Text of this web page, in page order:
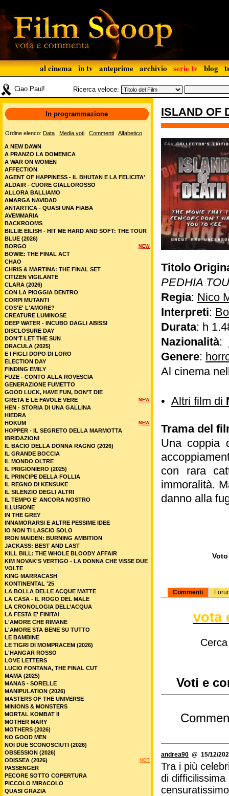
al cinema in tv anteprime archivio serie tv blog
Ciao Paul! Ricerca veloce:
ISLAND OF
Titolo
PEDHIA
Regia: Nico
Interpreti:
Durata: h
Nazionalità:
Genere:
Al cinema
• Altri film di
Trama del
Una coppia
con rara
immoralità.
danno alla
Commenti
vota
Voti e
andrea90 @ 15/12/
Tra i più
di
In programmazione
Ordine elenco: Data Media voti Commenti Alfabetico
A NEW DAWN
A PRANZO LA DOMENICA
A WAR ON WOMEN
AFFECTION
AGENT OF HAPPINESS - IL BHUTAN E LA FELICITA'
ALDAIR - CUORE GIALLOROSSO
ALLORA BALLIAMO
AMARGA NAVIDAD
ANTARTICA - QUASI UNA FIABA
AVEMMARIA
BACKROOMS
BILLIE EILISH - HIT ME HARD AND SOFT: THE TOUR
BLUE (2026)
NEW
BORGO
BOWIE: THE FINAL ACT
CHAO
CHRIS & MARTINA: THE FINAL SET
CITIZEN VIGILANTE
CLARA (2026)
CON LA PIOGGIA DENTRO
CORPI MUTANTI
COS'E' L'AMORE?
CREATURE LUMINOSE
DEEP WATER - INCUBO DAGLI ABISSI
DISCLOSURE DAY
DON'T LET THE SUN
DRACULA (2025)
E I FIGLI DOPO DI LORO
ELECTION DAY
FINDING EMILY
FUZE - CONTO ALLA ROVESCIA
GENERAZIONE FUMETTO
GOOD LUCK, HAVE FUN, DON’T DIE
NEW
GRETA E LE FAVOLE VERE
HEN - STORIA DI UNA GALLINA
HIEDRA
NEW
HOKUM
HOPPER - IL SEGRETO DELLA MARMOTTA
IBRIDAZIONI
IL BACIO DELLA DONNA RAGNO (2026)
IL GRANDE BOCCIA
IL MONDO OLTRE
IL PRIGIONIERO (2025)
IL PRINCIPE DELLA FOLLIA
IL REGNO DI KENSUKE
IL SILENZIO DEGLI ALTRI
IL TEMPO E' ANCORA NOSTRO
ILLUSIONE
IN THE GREY
INNAMORARSI E ALTRE PESSIME IDEE
IO NON TI LASCIO SOLO
IRON MAIDEN: BURNING AMBITION
JACKASS: BEST AND LAST
KILL BILL: THE WHOLE BLOODY AFFAIR
KIM NOVAK'S VERTIGO - LA DONNA CHE VISSE DUE
VOLTE
KING MARRACASH
KONTINENTAL '25
LA BOLLA DELLE ACQUE MATTE
LA CASA - IL ROGO DEL MALE
LA CRONOLOGIA DELL’ACQUA
LA FESTA E' FINITA!
L'AMORE CHE RIMANE
L'AMORE STA BENE SU TUTTO
LE BAMBINE
LE TIGRI DI MOMPRACEM (2026)
L'HANGAR ROSSO
LOVE LETTERS
LUCIO FONTANA, THE FINAL CUT
MAMA (2025)
MANAS - SORELLE
MANIPULATION (2026)
MASTERS OF THE UNIVERSE
MINIONS & MONSTERS
MORTAL KOMBAT II
MOTHER MARY
MOTHERS (2026)
NO GOOD MEN
NOI DUE SCONOSCIUTI (2026)
OBSESSION (2026)
HOT
ODISSEA (2026)
PASSENGER
PECORE SOTTO COPERTURA
PICCOLO MIRACOLO
QUASI GRAZIA